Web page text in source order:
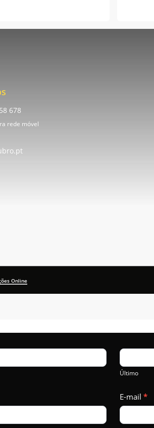
678
rede móvel
Online
Último
E-mail*